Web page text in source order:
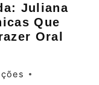
Juliana
Que
Oral